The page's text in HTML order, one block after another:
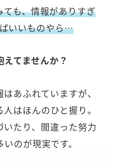
も、情報がありすぎ
いいものやら…
てませんか？
あふれていますが、
はほんのひと握り。
たり、間違った努力
のが現実です。